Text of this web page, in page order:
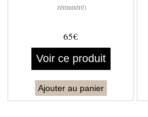
rémunéré)
65€
Voir ce produit
Ajouter au panier